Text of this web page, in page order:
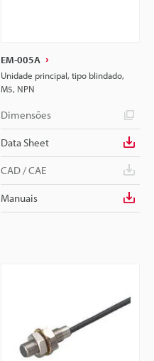
EM-005A
Unidade principal, tipo blindado,
M5, NPN
Dimensões
Data Sheet
CAD / CAE
Manuais